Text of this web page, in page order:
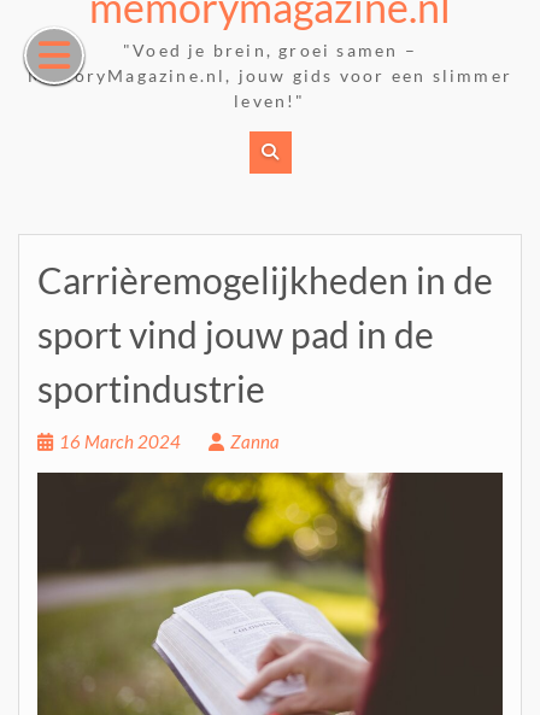
content
"Voed je brein, groei samen –
MemoryMagazine.nl, jouw gids voor een slimmer
leven!"
Carrièremogelijkheden in de
sport vind jouw pad in de
sportindustrie
16 March 2024 Zanna